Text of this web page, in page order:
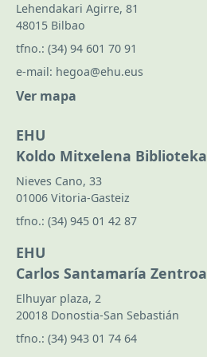
Lehendakari Agirre, 81
48015 Bilbao
tfno.: (34) 94 601 70 91
e-mail: hegoa@ehu.eus
Ver mapa
EHU
Koldo Mitxelena Biblioteka
Nieves Cano, 33
01006 Vitoria-Gasteiz
tfno.: (34) 945 01 42 87
EHU
Carlos Santamaría Zentroa
Elhuyar plaza, 2
20018 Donostia-San Sebastián
tfno.: (34) 943 01 74 64